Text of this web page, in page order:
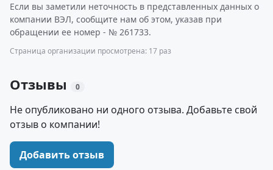
Если вы заметили неточность в представленных данных о
компании ВЭЛ, сообщите нам об этом, указав при
обращении ее номер - № 261733.
Страница организации просмотрена: 17 раз
Отзывы 0
Не опубликовано ни одного отзыва. Добавьте свой
отзыв о компании!
Добавить отзыв